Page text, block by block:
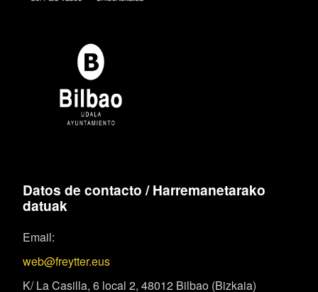
Datos de contacto / Harremanetarako
datuak
Email:
web@freytter.eus
K/ La Casilla, 6 local 2, 48012 Bilbao (Bizkaia)